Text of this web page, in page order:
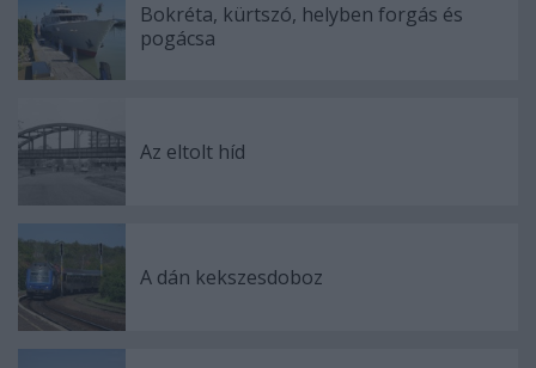
Bokréta, kürtszó, helyben forgás és
pogácsa
Az eltolt híd
A dán kekszesdoboz